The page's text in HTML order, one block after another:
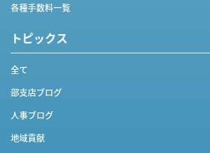
各種手数料一覧
トピックス
全て
部支店ブログ
人事ブログ
地域貢献